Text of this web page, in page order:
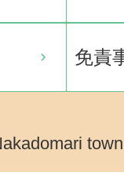
免責